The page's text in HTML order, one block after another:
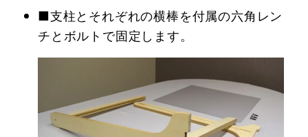
■支柱とそれぞれの横棒を付属の六角レン
チとボルトで固定します。